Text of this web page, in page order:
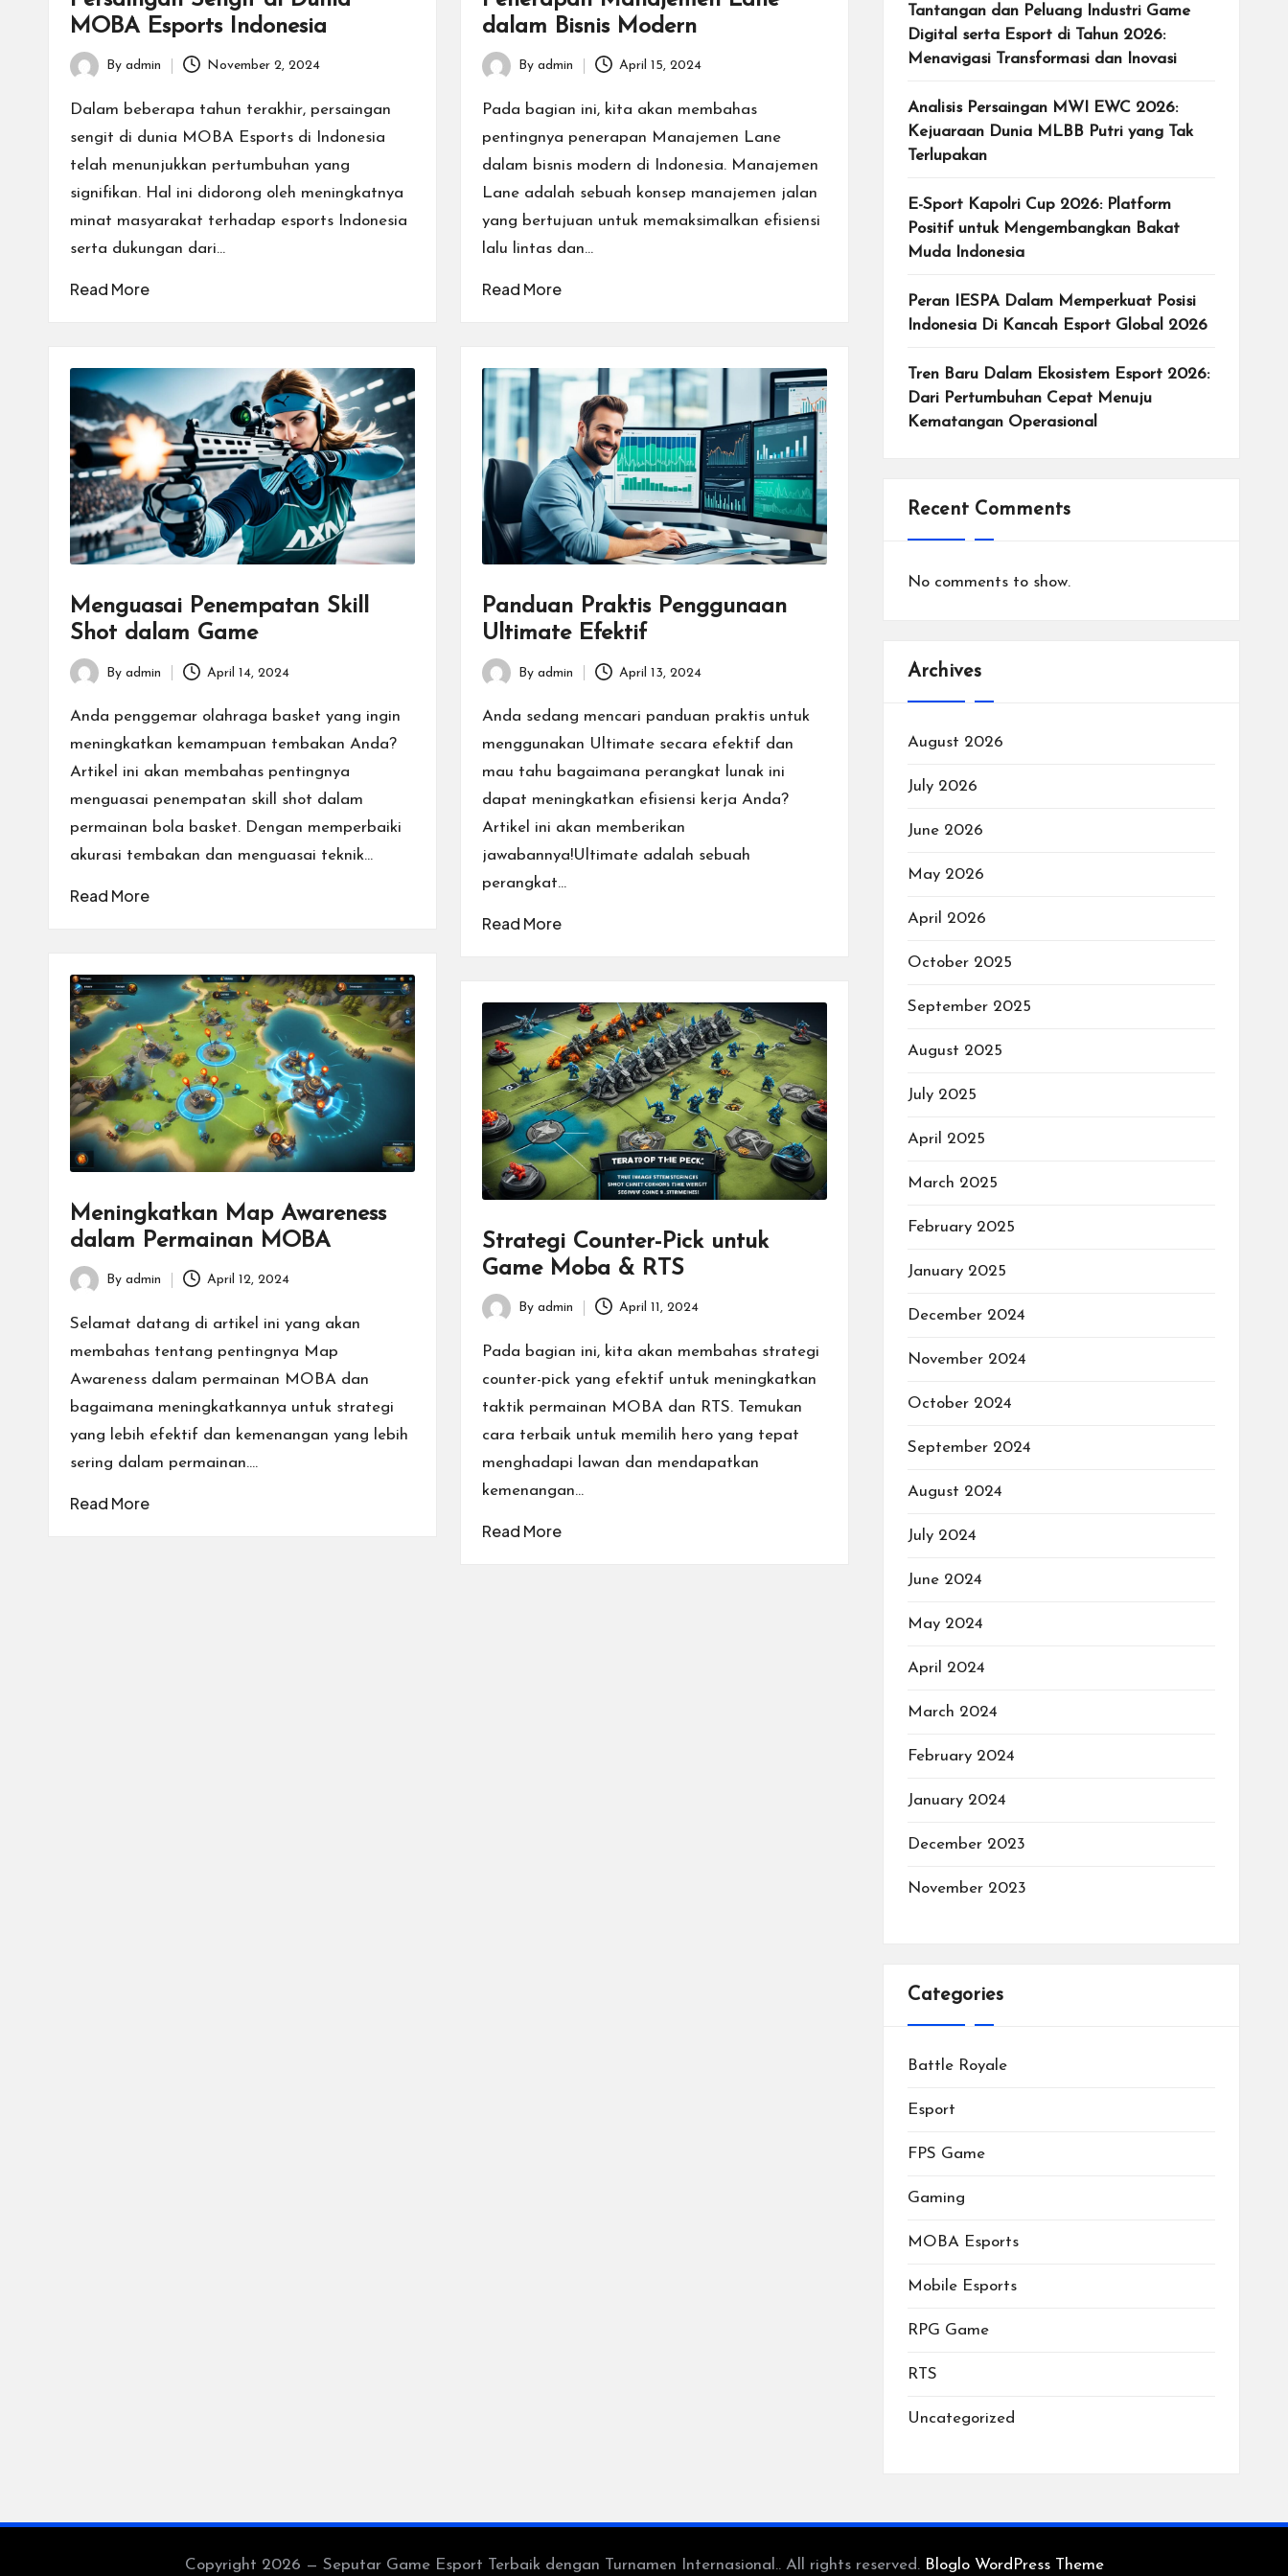
rt
ik
g
a
m
a
si
MOBA Esports Indonesia
Posted
by
By admin November 2, 2024
Dalam beberapa tahun terakhir, persaingan
sengit di dunia MOBA Esports di Indonesia
telah menunjukkan pertumbuhan yang
signifikan. Hal ini didorong oleh meningkatnya
minat masyarakat terhadap esports Indonesia
serta dukungan dari…
Read More
dalam Bisnis Modern
Posted
by
By admin April 15, 2024
Pada bagian ini, kita akan membahas
pentingnya penerapan Manajemen Lane
dalam bisnis modern di Indonesia. Manajemen
Lane adalah sebuah konsep manajemen jalan
yang bertujuan untuk memaksimalkan efisiensi
lalu lintas dan…
Read More
Menguasai Penempatan Skill
Shot dalam Game
Posted
by
By admin April 14, 2024
Anda penggemar olahraga basket yang ingin
meningkatkan kemampuan tembakan Anda?
Artikel ini akan membahas pentingnya
menguasai penempatan skill shot dalam
permainan bola basket. Dengan memperbaiki
akurasi tembakan dan menguasai teknik…
Read More
Panduan Praktis Penggunaan
Ultimate Efektif
Posted
by
By admin April 13, 2024
Anda sedang mencari panduan praktis untuk
menggunakan Ultimate secara efektif dan
mau tahu bagaimana perangkat lunak ini
dapat meningkatkan efisiensi kerja Anda?
Artikel ini akan memberikan
jawabannya!Ultimate adalah sebuah
perangkat…
Read More
Meningkatkan Map Awareness
dalam Permainan MOBA
Posted
by
By admin April 12, 2024
Selamat datang di artikel ini yang akan
membahas tentang pentingnya Map
Awareness dalam permainan MOBA dan
bagaimana meningkatkannya untuk strategi
yang lebih efektif dan kemenangan yang lebih
sering dalam permainan.…
Read More
Strategi Counter-Pick untuk
Game Moba & RTS
Posted
by
By admin April 11, 2024
Pada bagian ini, kita akan membahas strategi
counter-pick yang efektif untuk meningkatkan
taktik permainan MOBA dan RTS. Temukan
cara terbaik untuk memilih hero yang tepat
menghadapi lawan dan mendapatkan
kemenangan…
Read More
Tantangan dan Peluang Industri Game
Digital serta Esport di Tahun 2026:
Menavigasi Transformasi dan Inovasi
Analisis Persaingan MWI EWC 2026:
Kejuaraan Dunia MLBB Putri yang Tak
Terlupakan
E-Sport Kapolri Cup 2026: Platform
Positif untuk Mengembangkan Bakat
Muda Indonesia
Peran IESPA Dalam Memperkuat Posisi
Indonesia Di Kancah Esport Global 2026
Tren Baru Dalam Ekosistem Esport 2026:
Dari Pertumbuhan Cepat Menuju
Kematangan Operasional
Recent Comments
No comments to show.
Archives
August 2026
July 2026
June 2026
May 2026
April 2026
October 2025
September 2025
August 2025
July 2025
April 2025
March 2025
February 2025
January 2025
December 2024
November 2024
October 2024
September 2024
August 2024
July 2024
June 2024
May 2024
April 2024
March 2024
February 2024
January 2024
December 2023
November 2023
Categories
Battle Royale
Esport
FPS Game
Gaming
MOBA Esports
Mobile Esports
RPG Game
RTS
Uncategorized
Copyright 2026 — Seputar Game Esport Terbaik dengan Turnamen Internasional.. All rights reserved. Bloglo WordPress Theme